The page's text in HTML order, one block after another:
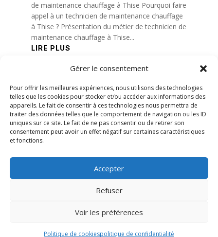
Gérer le consentement
Pour offrir les meilleures expériences, nous utilisons des technologies
telles que les cookies pour stocker et/ou accéder aux informations des
appareils. Le fait de consentir à ces technologies nous permettra de
traiter des données telles que le comportement de navigation ou les ID
uniques sur ce site. Le fait de ne pas consentir ou de retirer son
consentement peut avoir un effet négatif sur certaines caractéristiques
et fonctions.
Accepter
Refuser
Voir les préférences
Politique de cookiespolitique de confidentialité
de maintenance chauffage à Thise Pourquoi faire
appel à un technicien de maintenance chauffage
à Thise ? Présentation du métier de technicien de
maintenance chauffage à Thise...
LIRE PLUS
« Entrées précédentes
© 2026 M Development–Mentions légales